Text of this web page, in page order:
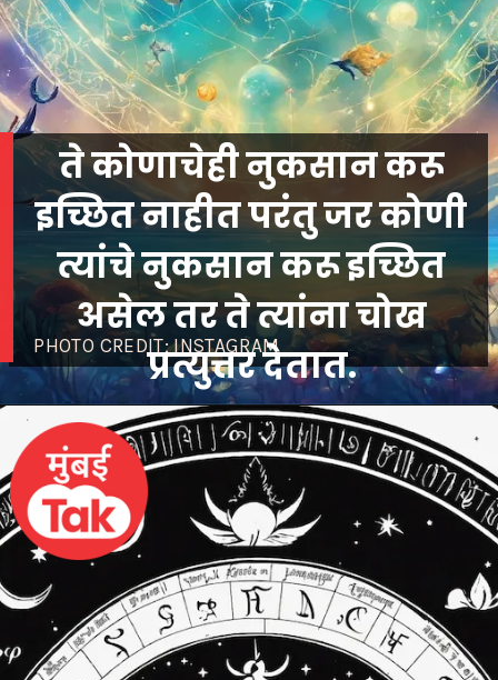
PHOTO CREDIT; INSTAGRAM
ते कोणाचेही नुकसान करू
इच्छित नाहीत परंतु जर कोणी
त्यांचे नुकसान करू इच्छित
असेल तर ते त्यांना चोख
प्रत्युत्तर देतात.